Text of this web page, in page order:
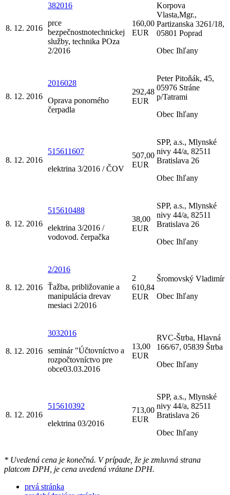
8. 12. 2016
382016
prce
bezpečnostnotechnickej
služby, technika POza
2/2016
160,00
EUR
Korpova
Vlasta,Mgr.,
Partizanska 3261/18,
05801 Poprad
Obec Ihľany
8. 12. 2016
2016028
Oprava ponorného
čerpadla
292,48
EUR
Peter Pitoňák, 45,
05976 Stráne
p/Tatrami
Obec Ihľany
8. 12. 2016
515611607
elektrina 3/2016 / ČOV
507,00
EUR
SPP, a.s., Mlynské
nivy 44/a, 82511
Bratislava 26
Obec Ihľany
8. 12. 2016
515610488
elektrina 3/2016 /
vodovod. čerpačka
38,00
EUR
SPP, a.s., Mlynské
nivy 44/a, 82511
Bratislava 26
Obec Ihľany
8. 12. 2016
2/2016
Ťažba, približovanie a
manipulácia drevav
mesiaci 2/2016
2
610,84
EUR
Šromovský Vladimír
Obec Ihľany
8. 12. 2016
3032016
seminár "Účtovníctvo a
rozpočtovníctvo pre
obce03.03.2016
13,00
EUR
RVC-Štrba, Hlavná
166/67, 05839 Štrba
Obec Ihľany
8. 12. 2016
515610392
elektrina 03/2016
713,00
EUR
SPP, a.s., Mlynské
nivy 44/a, 82511
Bratislava 26
Obec Ihľany
* Uvedená cena je konečná. V prípade, že je zmluvná strana
platcom DPH, je cena uvedená vrátane DPH.
prvá stránka